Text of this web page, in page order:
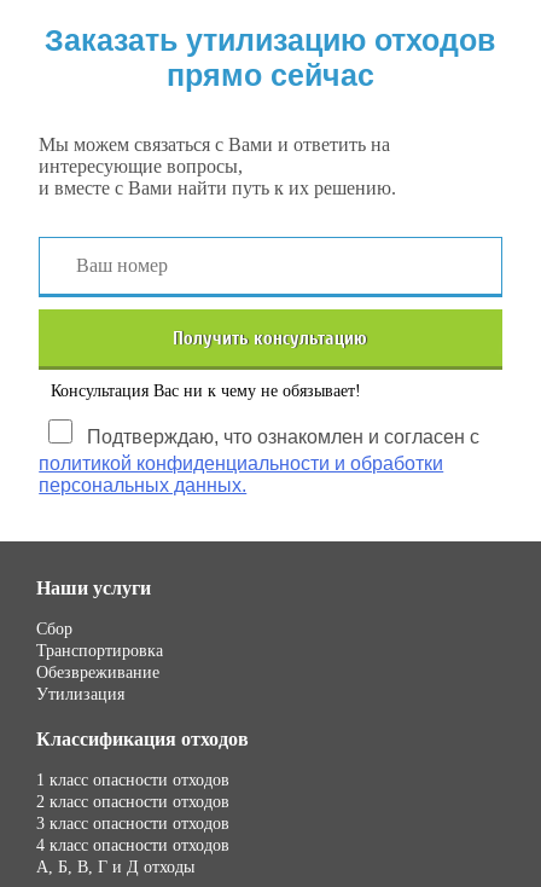
Заказать утилизацию отходов
прямо сейчас
Мы можем связаться с Вами и ответить на
интересующие вопросы,
и вместе с Вами найти путь к их решению.
Получить консультацию
Консультация Вас ни к чему не обязывает!
Подтверждаю, что ознакомлен и согласен с
политикой конфиденциальности и обработки
персональных данных.
Наши услуги
Сбор
Транспортировка
Обезвреживание
Утилизация
Классификация отходов
1 класс опасности отходов
2 класс опасности отходов
3 класс опасности отходов
4 класс опасности отходов
А, Б, В, Г и Д отходы